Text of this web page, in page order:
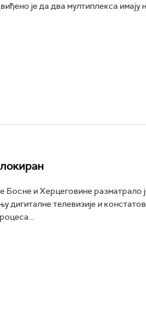
је да два мултиплекса имају
Босне и Херцеговине разматрало
дигиталне телевизије и